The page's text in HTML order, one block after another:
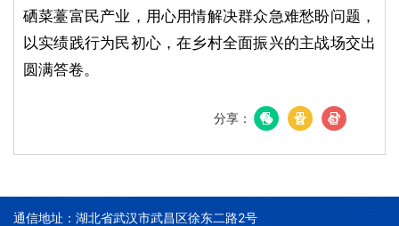
硒菜薹富民产业，用心用情解决群众急难愁盼问题，
以实绩践行为民初心，在乡村全面振兴的主战场交出
圆满答卷。
分享：
通信地址：湖北省武汉市武昌区徐东二路2号